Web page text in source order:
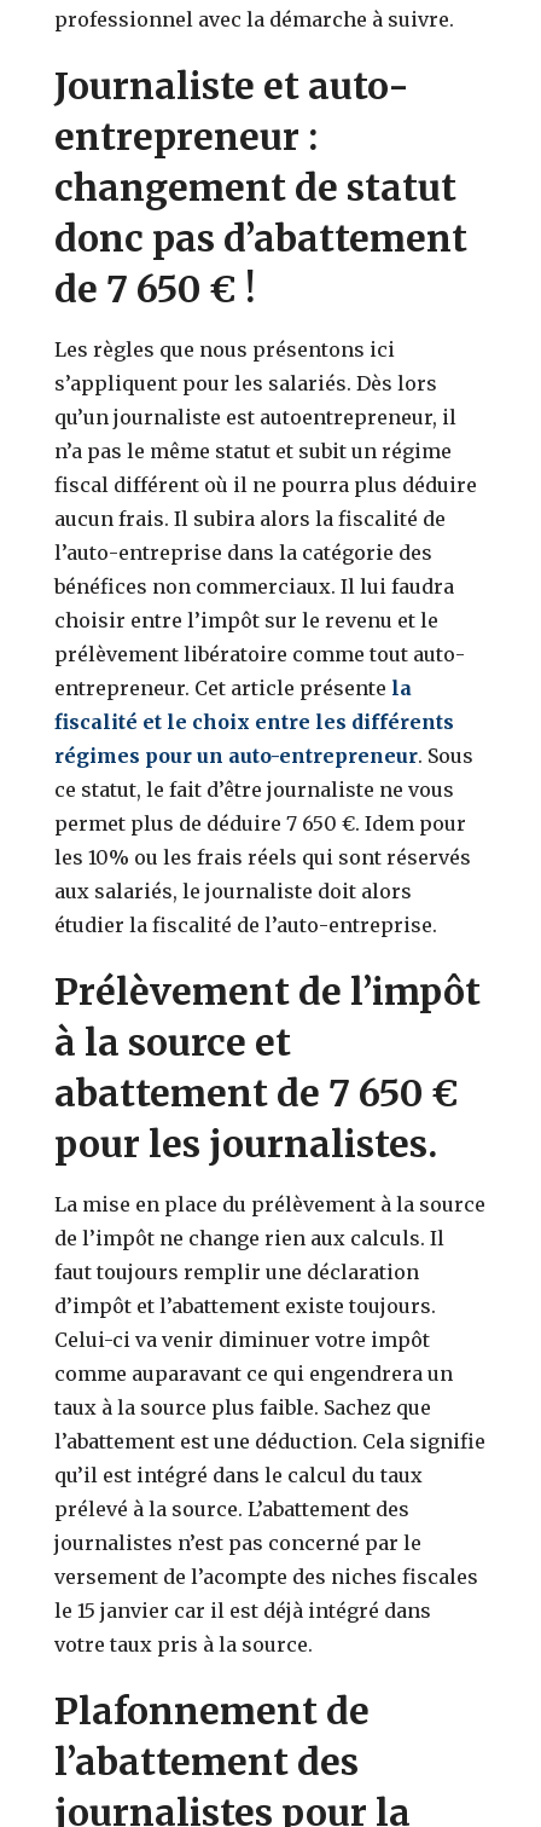
professionnel avec la démarche à suivre.
Journaliste et auto-
entrepreneur :
changement de statut
donc pas d’abattement
de 7 650 € !
Les règles que nous présentons ici
s’appliquent pour les salariés. Dès lors
qu’un journaliste est autoentrepreneur, il
n’a pas le même statut et subit un régime
fiscal différent où il ne pourra plus déduire
aucun frais. Il subira alors la fiscalité de
l’auto-entreprise dans la catégorie des
bénéfices non commerciaux. Il lui faudra
choisir entre l’impôt sur le revenu et le
prélèvement libératoire comme tout auto-
entrepreneur. Cet article présente la
fiscalité et le choix entre les différents
régimes pour un auto-entrepreneur. Sous
ce statut, le fait d’être journaliste ne vous
permet plus de déduire 7 650 €. Idem pour
les 10% ou les frais réels qui sont réservés
aux salariés, le journaliste doit alors
étudier la fiscalité de l’auto-entreprise.
Prélèvement de l’impôt
à la source et
abattement de 7 650 €
pour les journalistes.
La mise en place du prélèvement à la source
de l’impôt ne change rien aux calculs. Il
faut toujours remplir une déclaration
d’impôt et l’abattement existe toujours.
Celui-ci va venir diminuer votre impôt
comme auparavant ce qui engendrera un
taux à la source plus faible. Sachez que
l’abattement est une déduction. Cela signifie
qu’il est intégré dans le calcul du taux
prélevé à la source. L’abattement des
journalistes n’est pas concerné par le
versement de l’acompte des niches fiscales
le 15 janvier car il est déjà intégré dans
votre taux pris à la source.
Plafonnement de
l’abattement des
journalistes pour la